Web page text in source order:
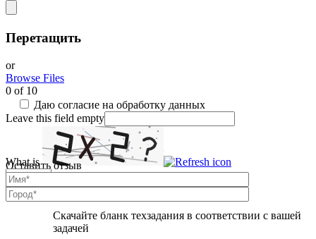
Перетащить
or
Browse Files
0 of 10
Даю согласие на обработку данных
Leave this field empty
What is
Solve
the
math
Скачайте бланк техзадания в соответствии с вашей
задачей
Оставить отзыв